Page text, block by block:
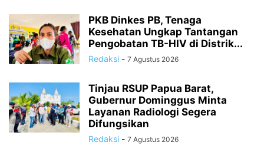
PKB Dinkes PB, Tenaga
Kesehatan Ungkap Tantangan
Pengobatan TB-HIV di Distrik...
Redaksi - 7 Agustus 2026
Tinjau RSUP Papua Barat,
Gubernur Dominggus Minta
Layanan Radiologi Segera
Difungsikan
Redaksi - 7 Agustus 2026